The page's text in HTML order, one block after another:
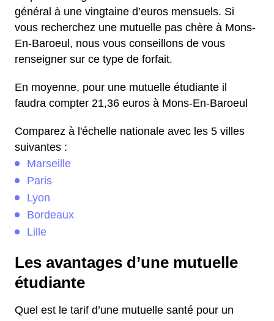
général à une vingtaine d’euros mensuels. Si
vous recherchez une mutuelle pas chère à Mons-
En-Baroeul, nous vous conseillons de vous
renseigner sur ce type de forfait.
En moyenne, pour une mutuelle étudiante il
faudra compter 21,36 euros à Mons-En-Baroeul
Comparez à l'échelle nationale avec les 5 villes
suivantes :
Marseille
Paris
Lyon
Bordeaux
Lille
Les avantages d’une mutuelle
étudiante
Quel est le tarif d’une mutuelle santé pour un